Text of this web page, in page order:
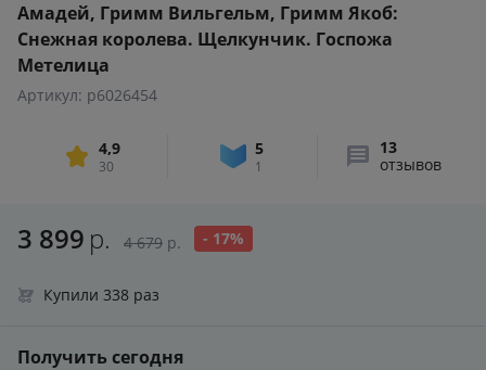
Амадей, Гримм Вильгельм, Гримм Якоб:
Снежная королева. Щелкунчик. Госпожа
Метелица
Артикул: p6026454
4,9
30
5
1
13
отзывов
3 899 р. 4 679 р. - 17%
Купили 338 раз
Получить сегодня